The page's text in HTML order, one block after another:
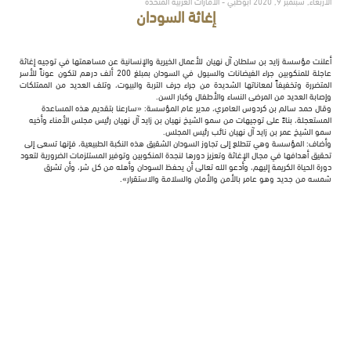
إغاثة السودان
أعلنت مؤسسة زايد بن سلطان آل نهيان للأعمال الخيرية والإنسانية عن مساهمتها في توجيه إغاثة
عاجلة للمنكوبين جراء الفيضانات والسيول في السودان بمبلغ 200 ألف درهم لتكون عوناً للأسر
المتضررة وتخفيفاً لمعاناتها الشديدة من جراء جرف التربة والبيوت، وتلف العديد من الممتلكات
وإصابة العديد من المرضى النساء والأطفال وكبار السن.
وقال حمد سالم بن كردوس العامري، مدير عام المؤسسة: «سارعنا بتقديم هذه المساعدة
المستعجلة، بناءً على توجيهات من سمو الشيخ نهيان بن زايد آل نهيان رئيس مجلس الأمناء وأخيه
سمو الشيخ عمر بن زايد آل نهيان نائب رئيس المجلس.
وأضاف: المؤسسة وهي تتطلع إلى تجاوز السودان الشقيق هذه النكبة الطبيعية، فإنها تسعى إلى
تحقيق أهدافها في مجال الإغاثة وتعزيز دورها لنجدة المنكوبين وتوفير المستلزمات الضرورية لتعود
دورة الحياة الكريمة إليهم، وأدعو الله تعالى أن يحفظ السودان وأهله من كل شر، وأن تشرق
شمسه من جديد وهو عامر بالأمن والأمان والسلامة والاستقرار».